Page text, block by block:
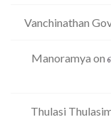
Vanchinathan
Manoramya on
Thulasi